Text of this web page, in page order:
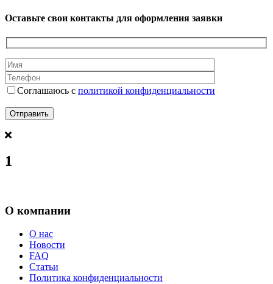
Оставьте свои контакты для оформления заявки
Соглашаюсь с политикой конфиденциальности
1
О компании
О нас
Новости
FAQ
Статьи
Политика конфиденциальности